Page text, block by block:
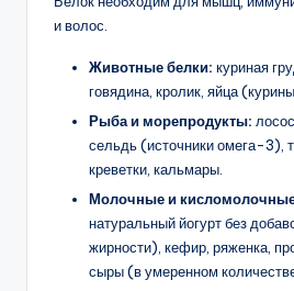
и волос.
Животные белки: куриная
говядина, кролик, яйца
Рыба и морепродукты:
сельдь (источники омега-3),
креветки, кальмары.
Молочные и
натуральный йогурт без
жирности), кефир, ряженка,
сыры (в умеренном